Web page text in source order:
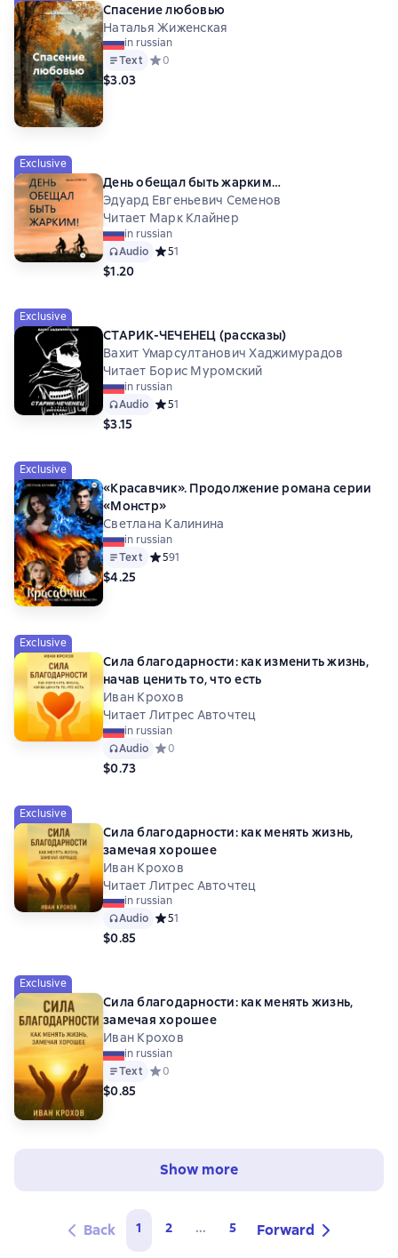
Спасение любовью
Наталья Жиженская
in russian
Text Средний рейтинг 0 на основе 0 оценок
0
$3.03
Exclusive
День обещал быть жарким…
Эдуард Евгеньевич Семенов
Читает Марк Клайнер
in russian
Audio Средний рейтинг 5 на основе 1 оценок
51
$1.20
Exclusive
СТАРИК-ЧЕЧЕНЕЦ (рассказы)
Вахит Умарсултанович Хаджимурадов
Читает Борис Муромский
in russian
Audio Средний рейтинг 5 на основе 1 оценок
51
$3.15
Exclusive
«Красавчик». Продолжение романа серии
«Монстр»
Светлана Калинина
in russian
Text Средний рейтинг 5 на основе 91 оценок
591
$4.25
Exclusive
Сила благодарности: как изменить жизнь,
начав ценить то, что есть
Иван Крохов
Читает Литрес Авточтец
in russian
Audio Средний рейтинг 0 на основе 0 оценок
0
$0.73
Exclusive
Сила благодарности: как менять жизнь,
замечая хорошее
Иван Крохов
Читает Литрес Авточтец
in russian
Audio Средний рейтинг 5 на основе 1 оценок
51
$0.85
Exclusive
Сила благодарности: как менять жизнь,
замечая хорошее
Иван Крохов
in russian
Text Средний рейтинг 0 на основе 0 оценок
0
$0.85
Show more
Back 1 2 ... 5 Forward